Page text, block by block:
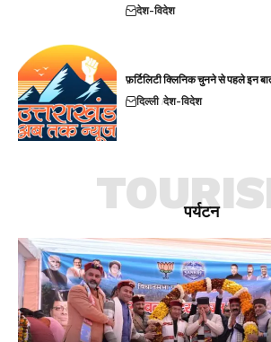
देश-विदेश
फ़र्टिलिटी क्लिनिक चुनने से पहले इन
दिल्ली देश-विदेश
पर्यटन